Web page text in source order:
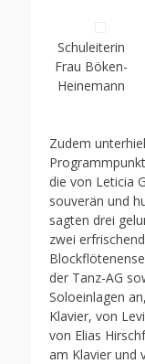
Schuleiterin
Frau Böken-
Heinemann
Zudem
die von Leticia
souverän und
sagten drei
zwei
der Tanz-AG
Soloeinlagen
Klavier, von
von Elias
am Klavier und